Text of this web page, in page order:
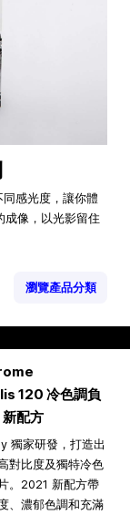
感光度，讓你體
成像，以光影留住
瀏覽產品分類
120 冷色調負
配方
獨家研發，打造出
對比度及獨特冷色
。2021 新配方帶
、濃郁色調和充滿